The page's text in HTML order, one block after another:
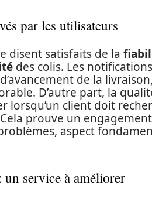
par les utilisateurs
disent satisfaits de la
des colis. Les
de la
D’autre part, la
lorsqu’un client doit
prouve un
aspect
service à améliorer